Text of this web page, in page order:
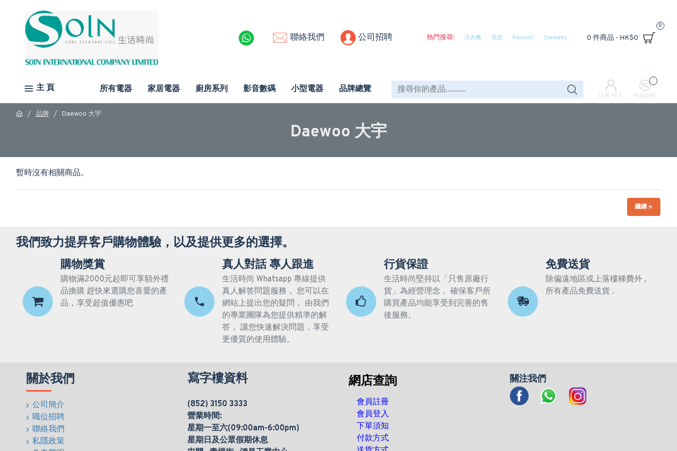
聯絡我們 公司招聘 熱門搜尋: 洗衣機 電視 Rasonic Siemens 0 件商品 - HK$0
0
主 頁 所有電器 家居電器 廚房系列 影音數碼 小型電器 品牌總覽
註冊/登入 商品比較
0
品牌 Daewoo 大宇
Daewoo 大宇
暫時沒有相關商品。
繼續
我們致力提昇客戶購物體驗，以及提供更多的選擇。
購物獎賞
購物滿2000元起即可享額外禮
品換購 趕快來選購您喜愛的產
品，享受超值優惠吧
真人對話 專人跟進
生活時尚 Whatsapp 專線提供
真人解答問題服務， 您可以在
網站上提出您的疑問， 由我們
的專業團隊為您提供精準的解
答， 讓您快速解決問題，享受
更優質的使用體驗。
行貨保證
生活時尚堅持以「只售原廠行
貨」為經營理念， 確保客戶所
購買產品均能享受到完善的售
後服務。
免費送貨
除偏遠地區或上落樓梯費外 ,
所有產品免費送貨 .
關於我們
公司簡介
職位招聘
聯絡我們
私隱政策
寫字樓資料
(852) 3150 3333
營業時間:
星期一至六(09:00am-6:00pm)
星期日及公眾假期休息
網店查詢
會員註冊
會員登入
下單須知
付款方式
關注我們